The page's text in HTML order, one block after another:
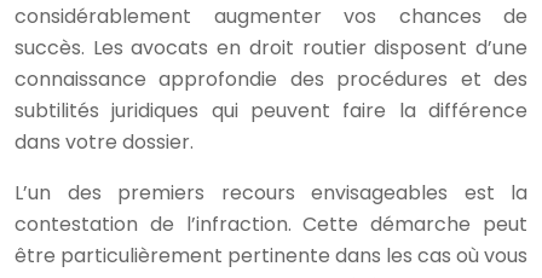
considérablement augmenter vos chances de
succès. Les avocats en droit routier disposent d’une
connaissance approfondie des procédures et des
subtilités juridiques qui peuvent faire la différence
dans votre dossier.
L’un des premiers recours envisageables est la
contestation de l’infraction. Cette démarche peut
être particulièrement pertinente dans les cas où vous